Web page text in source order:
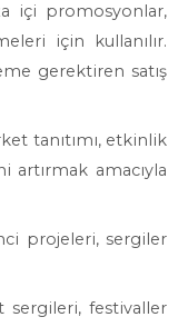
içi promosyonlar,
için kullanılır.
gerektiren satış
tanıtımı, etkinlik
artırmak amacıyla
projeleri, sergiler
sergileri, festivaller